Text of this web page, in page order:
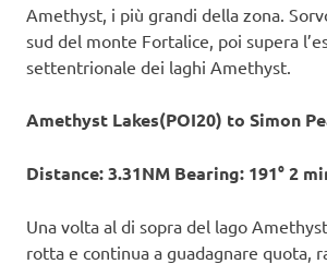
Amethyst, i più grandi della zona.
sud del monte Fortalice, poi supera
settentrionale dei laghi Amethyst.
Amethyst Lakes(POI20) to Simon
Distance: 3.31NM Bearing: 191° 2
Una volta al di sopra del lago
rotta e continua a guadagnare quota,